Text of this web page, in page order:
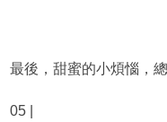
最後，甜蜜的小煩惱，
05 |